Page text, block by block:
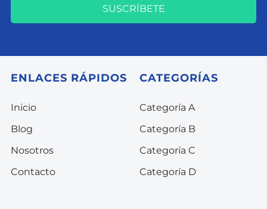
SUSCRÍBETE
ENLACES RÁPIDOS
Inicio
Blog
Nosotros
Contacto
CATEGORÍAS
Categoría A
Categoría B
Categoría C
Categoría D